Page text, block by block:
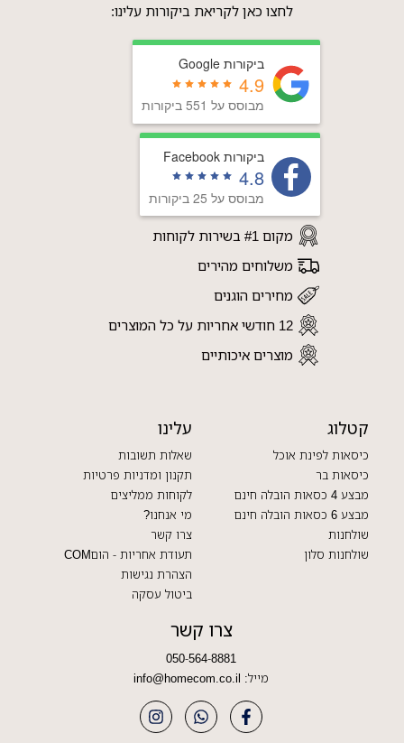
לחצו כאן לקריאת ביקורות עלינו:
ביקורות Google
4.9
מבוסס על 551 ביקורות
ביקורות Facebook
4.8
מבוסס על 25 ביקורות
מקום #1 בשירות לקוחות
משלוחים מהירים
מחירים הוגנים
12 חודשי אחריות על כל המוצרים
מוצרים איכותיים
קטלוג
כיסאות לפינת אוכל
כיסאות בר
מבצע 4 כסאות הובלה חינם
מבצע 6 כסאות הובלה חינם
שולחנות
שולחנות סלון
עלינו
שאלות תשובות
תקנון ומדניות פרטיות
לקוחות ממליצים
מי אנחנו?
צרו קשר
תעודת אחריות - הוםCOM
הצהרת נגישות
ביטול עסקה
צרו קשר
050-564-8881
מייל: info@homecom.co.il